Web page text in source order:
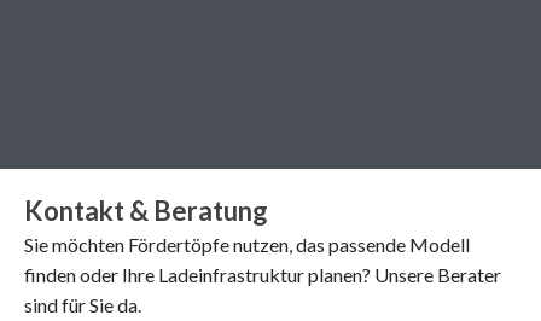
Kontakt & Beratung
Sie möchten Fördertöpfe nutzen, das passende Modell
finden oder Ihre Ladeinfrastruktur planen? Unsere Berater
sind für Sie da.